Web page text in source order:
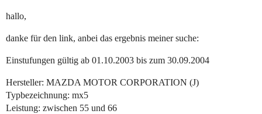
hallo,
danke für den link, anbei das ergebnis meiner suche:
Einstufungen gültig ab 01.10.2003 bis zum 30.09.2004
Hersteller: MAZDA MOTOR CORPORATION (J)
Typbezeichnung: mx5
Leistung: zwischen 55 und 66